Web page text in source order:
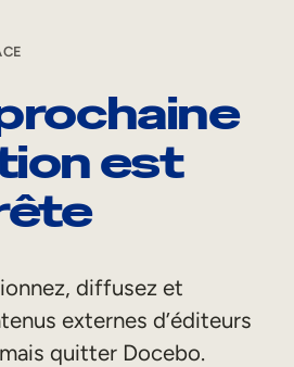
est
diffusez et
externes d’éditeurs
quitter Docebo.